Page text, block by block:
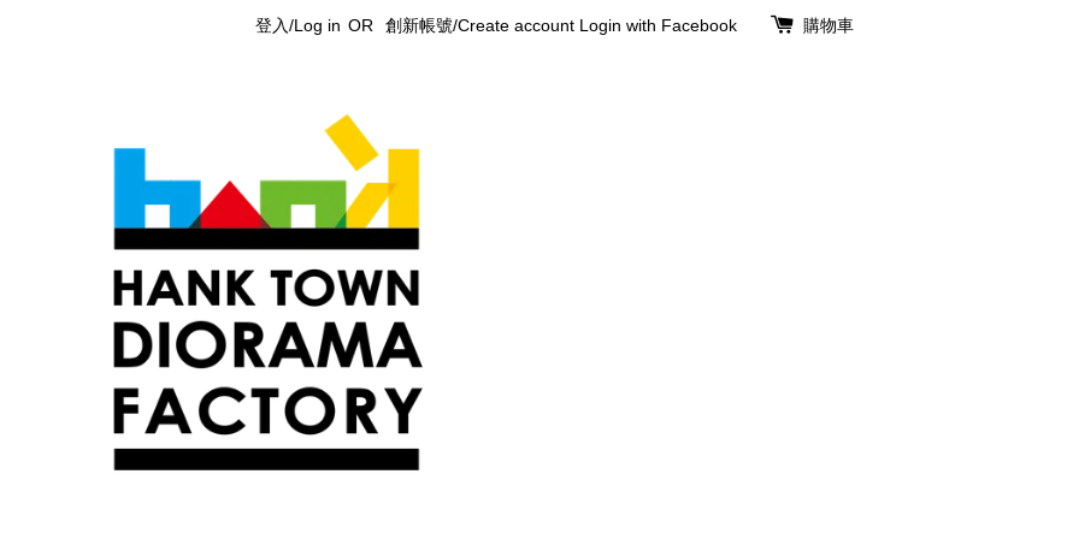
登入/Log in OR 創新帳號/Create account Login with Facebook 購物車